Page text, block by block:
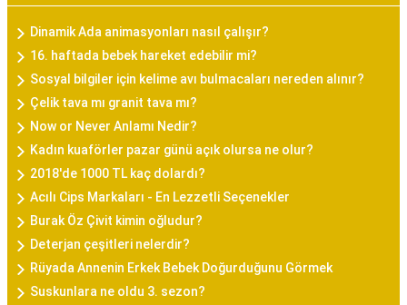
Dinamik Ada animasyonları nasıl çalışır?
16. haftada bebek hareket edebilir mi?
Sosyal bilgiler için kelime avı bulmacaları nereden alınır?
Çelik tava mı granit tava mı?
Now or Never Anlamı Nedir?
Kadın kuaförler pazar günü açık olursa ne olur?
2018'de 1000 TL kaç dolardı?
Acılı Cips Markaları - En Lezzetli Seçenekler
Burak Öz Çivit kimin oğludur?
Deterjan çeşitleri nelerdir?
Rüyada Annenin Erkek Bebek Doğurduğunu Görmek
Suskunlara ne oldu 3. sezon?